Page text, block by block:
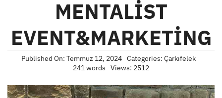
MENTALİST
EVENT&MARKETİNG
Published On: Temmuz 12, 2024 Categories: Çarkıfelek
241 words
Views: 2512